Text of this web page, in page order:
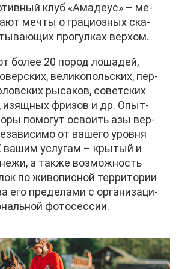
клуб «Ама­де­ус» – ме­
меч­ты о гра­ци­оз­ных ска­
про­гул­ках вер­хом.
бо­лее 20 по­род ло­ша­дей,
ве­ли­ко­поль­ских, пер­
ры­са­ков, со­вет­ских
изящ­ных фри­зов и др. Опыт­
по­мо­гут осво­ить азы вер­
от ва­ше­го уров­ня
ва­шим услу­гам – кры­тый и
а та­к­же воз­мож­ность
по жи­во­пис­ной тер­ри­то­рии
его пре­де­ла­ми с ор­га­ни­за­ци­
фо­то­сес­сии.